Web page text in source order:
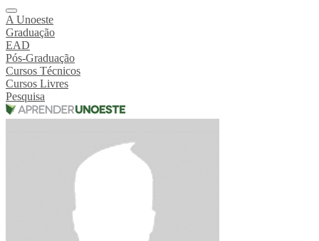
A Unoeste
Graduação
EAD
Pós-Graduação
Cursos Técnicos
Cursos Livres
Pesquisa